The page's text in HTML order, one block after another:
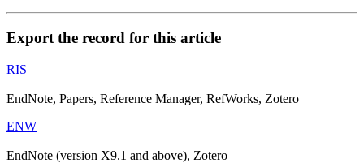
Export the record for this article
RIS
EndNote, Papers, Reference Manager, RefWorks, Zotero
ENW
EndNote (version X9.1 and above), Zotero